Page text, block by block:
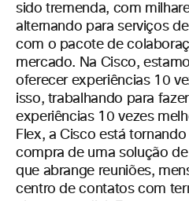
sido tremenda, com
alternando para serviços
com o pacote de
mercado. Na Cisco,
oferecer experiências 10
isso, trabalhando para
experiências 10 vezes
Flex, a Cisco está
compra de uma solução
que abrange reuniões,
centro de contatos com